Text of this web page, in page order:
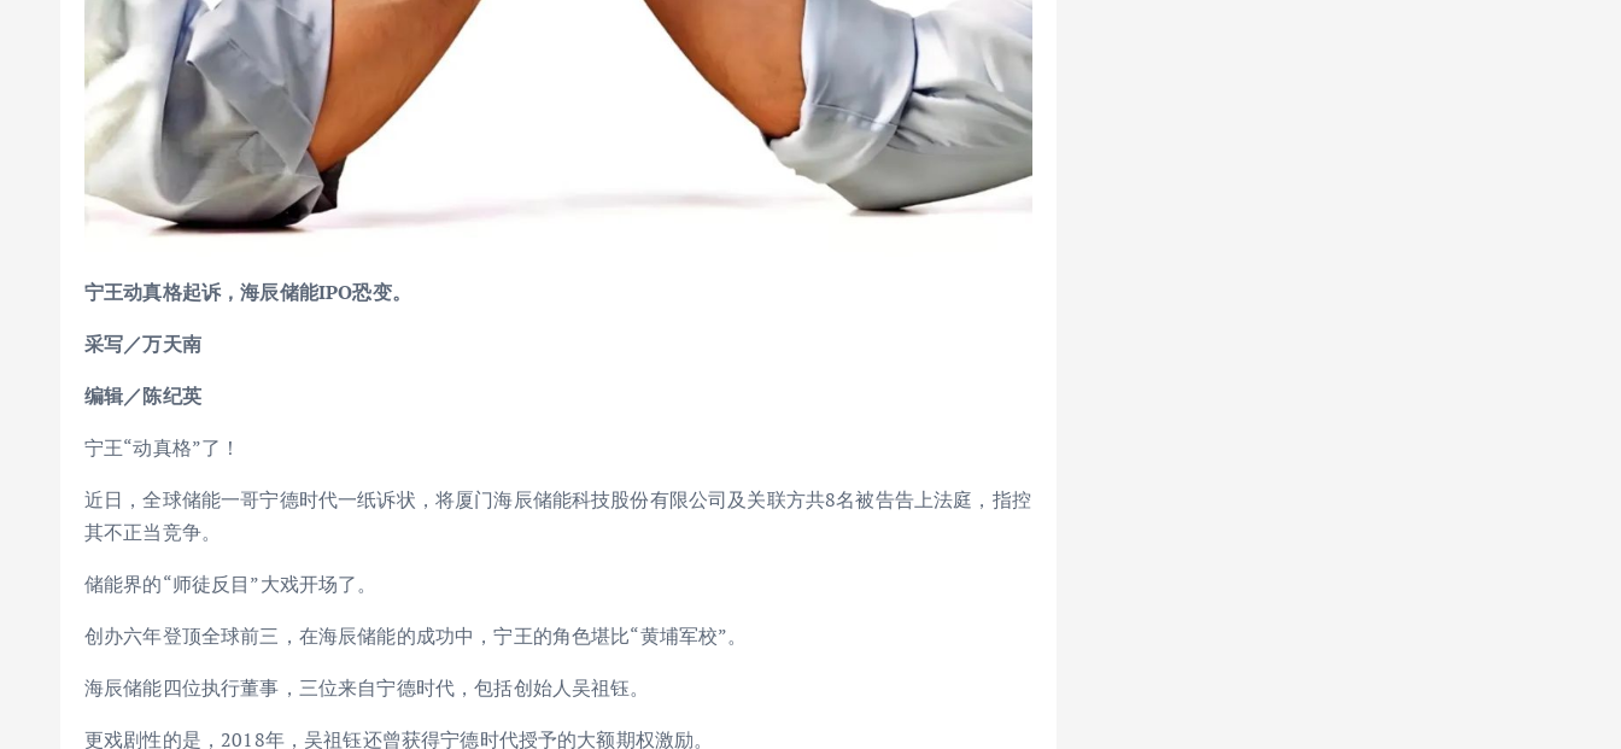
宁王动真格起诉，海辰储能IPO恐变。
采写／万天南
编辑／陈纪英
宁王“动真格”了！
近日，全球储能一哥宁德时代一纸诉状，将厦门海辰储能科技股份有限公司及关联方共8名被告告上法庭，指控
其不正当竞争。
储能界的“师徒反目”大戏开场了。
创办六年登顶全球前三，在海辰储能的成功中，宁王的角色堪比“黄埔军校”。
海辰储能四位执行董事，三位来自宁德时代，包括创始人吴祖钰。
更戏剧性的是，2018年，吴祖钰还曾获得宁德时代授予的大额期权激励。